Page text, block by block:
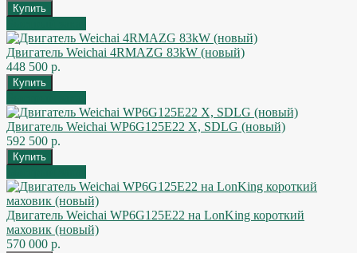
Двигатель Weichai 4RMAZG 83kW (новый)
448 500 р.
Двигатель Weichai WP6G125E22 X, SDLG (новый)
592 500 р.
Двигатель Weichai WP6G125E22 на LonKing короткий
маховик (новый)
570 000 р.